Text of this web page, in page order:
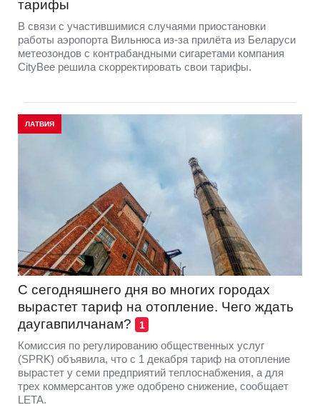
тарифы
В связи с участившимися случаями приостановки
работы аэропорта Вильнюса из-за прилёта из Беларуси
метеозондов с контрабандными сигаретами компания
CityBee решила скорректировать свои тарифы.
ЛАТВИЯ
С сегодняшнего дня во многих городах
вырастет тариф на отопление. Чего ждать
даугавпилчанам?
1
Комиссия по регулированию общественных услуг
(SPRK) объявила, что с 1 декабря тариф на отопление
вырастет у семи предприятий теплоснабжения, а для
трех коммерсантов уже одобрено снижение, сообщает
LETA.